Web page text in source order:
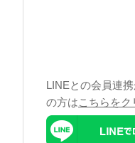
LINEとの会員連
の方はこちらをク